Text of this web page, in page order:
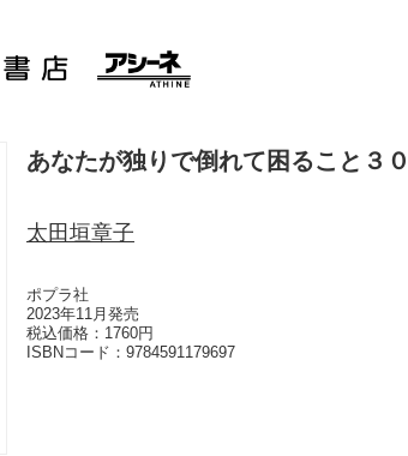
あなたが独りで倒れて困ること３
太田垣章子
ポプラ社
2023年11月発売
税込価格：1760円
ISBNコード： 9784591179697